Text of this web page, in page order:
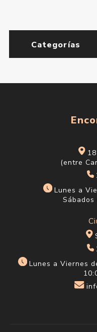
Categorías
(entre
Lunes a
Sábados
Lunes a Viernes